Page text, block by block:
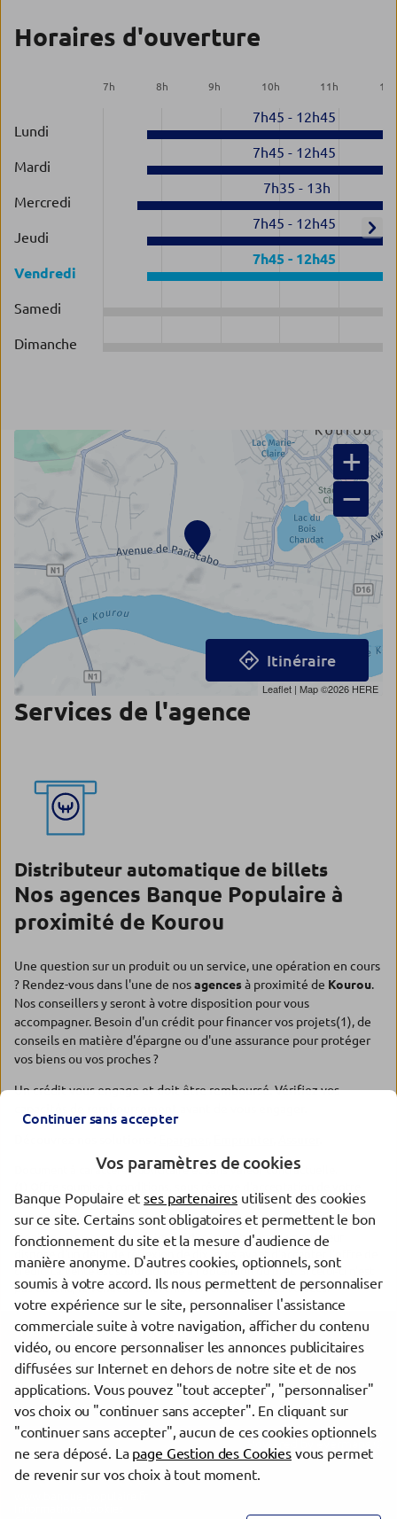
Horaires d'ouverture
7h 8h 9h 10h 11 h 12
Lundi
7h45 - 12h45
Mardi
7h45 - 12h45
Mercredi
7h35 - 13h
Jeudi
7h45 - 12h45
Vendredi
7h45 - 12h45
Samedi
Dimanche
+
−
Leaflet | Map ©2026 HERE
Itinéraire
Services de l'agence
Distributeur automatique de billets
Nos agences Banque Populaire à
proximité de Kourou
Une question sur un produit ou un service, une opération en cours
? Rendez-vous dans l'une de nosagencesà proximité de Kourou.
Nos conseillers y seront à votre disposition pour vous
accompagner. Besoin d'un crédit pour financer vos projets(1), de
conseils en matière d'épargne ou d'une assurance pour protéger
vos biens ou vos proches ?
Un crédit vous engage et doit être remboursé. Vérifiez vos
Document à caractère publicitaire et sans valeur contractuelle.
dossier par l'organisme prêteur, votre Banque Populaire Régionale.
Pour les crédits à la consommation, l'emprunteur dispose du délai
légal de rétractation. Pour les crédits immobiliers, l'emprunteur
dispose d'un délai de réflexion de dix jours avant d'accepter l'offre de
crédit. La vente est subordonnée à l'obtention du prêt. Si celui-ci n'est
pas obtenu, le vendeur doit rembourser les sommes versées.
Trouver une agence Banque Populaire
Guyane
Kourou
KOUROU
evermaps ©
Continuer sans accepter
Vos paramètres de cookies
Banque Populaire etses partenaires utilisent des cookies
sur ce site. Certains sont obligatoires et permettent le bon
fonctionnement du site et la mesure d'audience de
manière anonyme. D'autres cookies, optionnels, sont
soumis à votre accord. Ils nous permettent de personnaliser
votre expérience sur le site, personnaliser l'assistance
commerciale suite à votre navigation, afficher du contenu
vidéo, ou encore personnaliser les annonces publicitaires
diffusées sur Internet en dehors de notre site et de nos
applications. Vous pouvez "tout accepter", "personnaliser"
vos choix ou "continuer sans accepter". En cliquant sur
"continuer sans accepter", aucun de ces cookies optionnels
ne sera déposé. La page Gestion des Cookiesvous permet
de revenir sur vos choix à tout moment.